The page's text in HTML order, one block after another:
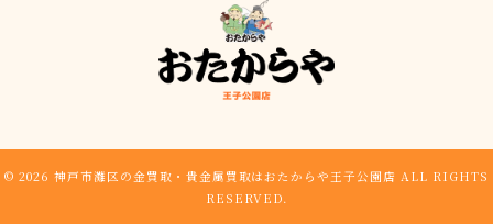
© 2026 神戸市灘区の金買取・貴金属買取はおたからや王子公園店 ALL RIGHTS
RESERVED.